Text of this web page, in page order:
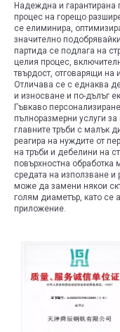
Надеждна и гарантирана
процес на горещо
се елиминира,
значително
партида се подлага на
целия процес,
твърдост, отговарящи на
Отличава се с еднаква
и износване и по-дълъг
Гъвкаво
пълноразмерни услуги
главните тръби с малък
реагира на нуждите от
на тръби и дебелини на
повърхностна обработка
средата на използване и
може да замени някои
голям диаметър, като се
приложение.